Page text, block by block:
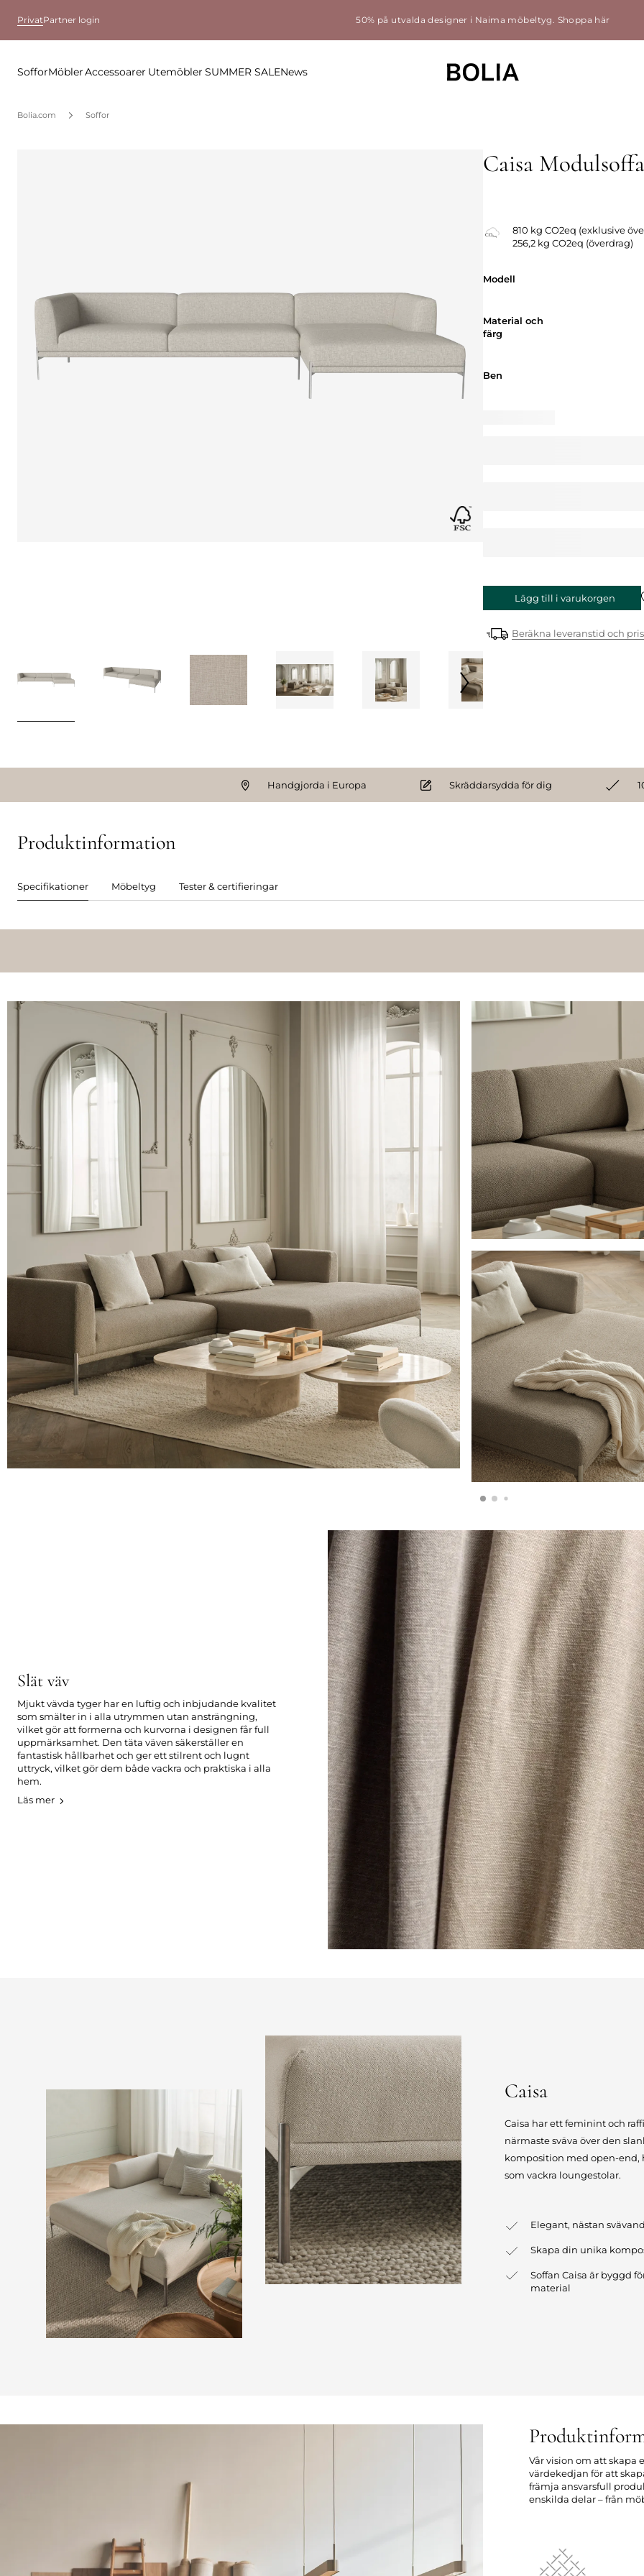
PrivatPartner login 50% på utvalda designer i Naima möbeltyg. Shoppa här
SofforMöblerAccessoarer Utemöbler SUMMER SALENews
Bolia.com Soffor
Caisa
810 kg CO2eq (exklusive
256,2 kg CO2eq (överdrag)
Modell
Material och
färg
Ben
Lägg till i varukorgen
Beräkna leveranstid och pris
Handgjorda i Europa Skräddarsydda för dig
Produktinformation
Specifikationer Möbeltyg Tester & certifieringar
Slät väv
Mjukt vävda tyger har en luftig och inbjudande kvalitet
som smälter in i alla utrymmen utan ansträngning,
vilket gör att formerna och kurvorna i designen får full
uppmärksamhet. Den täta väven säkerställer en
fantastisk hållbarhet och ger ett stilrent och lugnt
uttryck, vilket gör dem både vackra och praktiska i alla
hem.
Läs mer
Caisa
Caisa har ett feminint och
närmaste sväva över den
komposition med open-end,
som vackra loungestolar.
Elegant, nästan
Skapa din unika
Soffan Caisa är byggd
material
Vår vision om att skapa
värdekedjan för att
främja ansvarsfull
enskilda delar – från